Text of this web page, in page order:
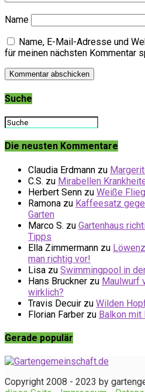
Name
Name, E-Mail-Adresse und
für meinen nächsten Kommentar
Suche
Die neusten Kommentare
Claudia Erdmann zu
C.S. zu Mirabellen
Herbert Senn zu Weiße
Ramona zu Kaffeesatz
Garten
Marco S. zu Gartenhaus
Tipps
Ella Zimmermann zu
man richtig vor!
Lisa zu Swimmingpool in
Hans Bruckner zu Maulwurf
wirklich?
Travis Decuir zu Wilden
Florian Farber zu Balkon mit
Gerade populär
Copyright 2008 - 2023 by